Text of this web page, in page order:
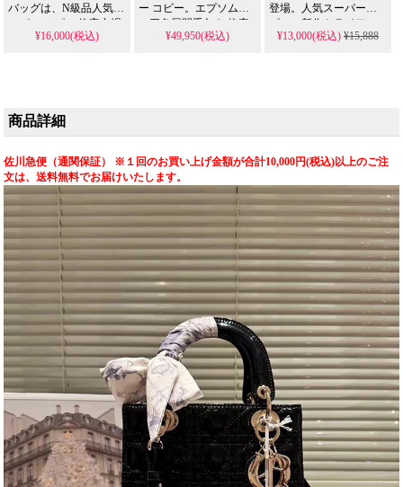
バッグは、N級品人気ス
ーパー コピー 格安市場
で実用的なモデルとし
デザインを採用し、高
級レザー素材と相まっ
シーンで活躍する確か
なラグジュアリーアイ
テムです。
¥16,000(税込)
ー コピー。エプソム皮
の四色展開手包を 格安
で提供する 偽物 金扣モ
¥49,950(税込)
登場。人気スーパーコ
ピーの新作トライアン
フバッグは、洗練され
も最適な高級感あふれ
¥13,000(税込) ¥15,888
商品詳細
佐川急便（通関保証） ※１回のお買い上げ金額が合計10,000円(税込)以上のご注
文は、送料無料でお届けいたします。